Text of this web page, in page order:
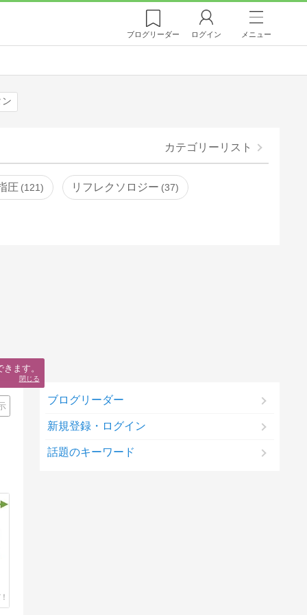
ブログリーダー ログイン メニュー
カテゴリーリスト
圧 121 リフレクソロジー 37
ブログリーダー
新規登録・ログイン
話題のキーワード
ます。
閉じる